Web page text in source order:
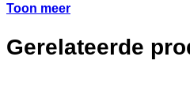
Toon meer
Gerelateerde